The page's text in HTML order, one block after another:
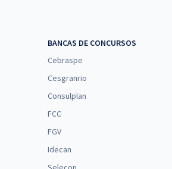
BANCAS DE CONCURSOS
Cebraspe
Cesgranrio
Consulplan
FCC
FGV
Idecan